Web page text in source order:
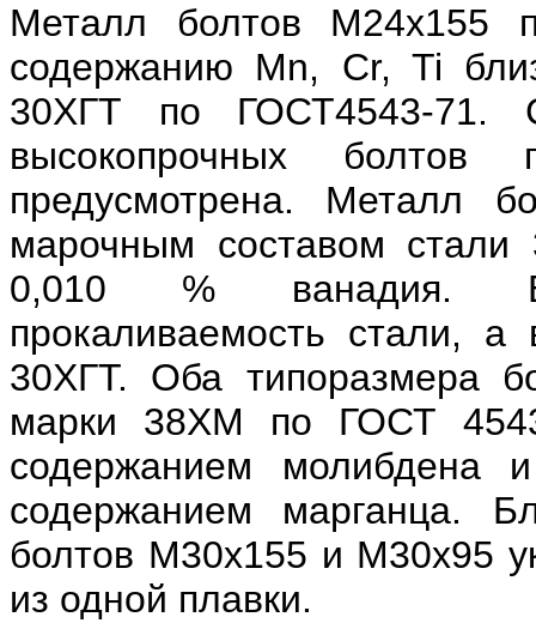
Металл болтов М24х155
содержанию Mn, Cr, Ti
30ХГТ по ГОСТ4543-71.
высокопрочных
предусмотрена. Металл
марочным составом
0,010 % ванадия.
прокаливаемость стали, а
30ХГТ. Оба типоразмера
марки 38ХМ по ГОСТ
содержанием молибдена
содержанием марганца.
болтов М30х155 и М30х95
из одной плавки.